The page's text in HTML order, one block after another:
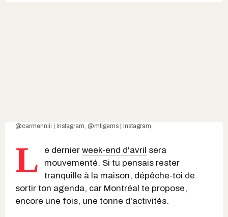
@carmennlii | Instagram, @mtlgems | Instagram,
L e dernier week-end d'avril sera
mouvementé. Si tu pensais rester
tranquille à la maison, dépêche-toi de
sortir ton agenda, car Montréal te propose,
encore une fois, une tonne d'activités.